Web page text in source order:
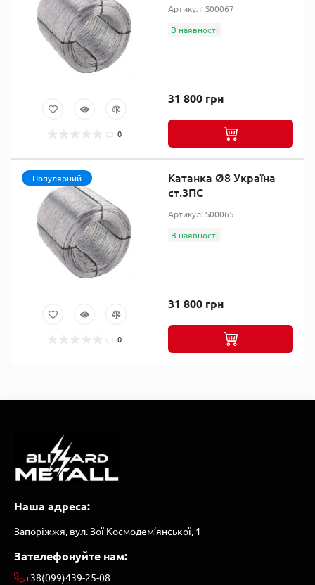
0
Артикул: S00067
В наявності
31 800 грн
Популярний
0
Катанка Ø8 Україна
ст.3ПС
Артикул: S00065
В наявності
31 800 грн
Наша адреса:
Запоріжжя, вул. Зої Космодем’янської, 1
Зателефонуйте нам:
+38(099)439-25-08